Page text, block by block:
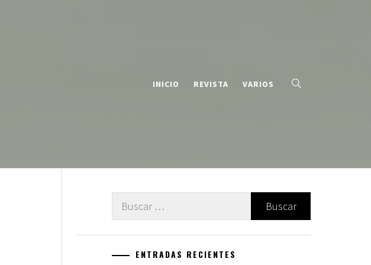
INICIO REVISTA VARIOS
Buscar:
ENTRADAS RECIENTES